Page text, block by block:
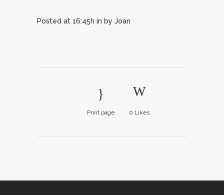
Posted at 16:45h in by Joan
Print page 0 Likes